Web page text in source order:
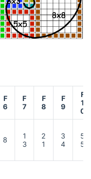
F
6
F
7
F
8
F
9
F
1
0
8
1
3
2
1
3
4
5
5